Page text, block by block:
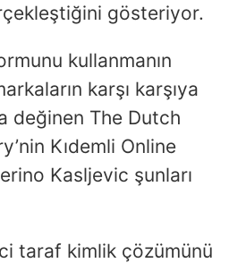
gösteriyor.
kullanmanın
karşı karşıya
değinen The Dutch
Kıdemli Online
Kasljevic şunları
taraf kimlik çözümünü